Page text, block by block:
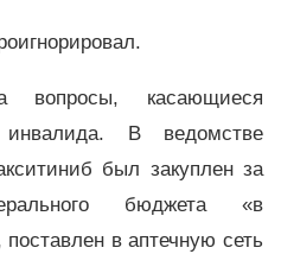
вопросы, касающиеся
инвалида. В ведомстве
был закуплен за
бюджета «в
в аптечную сеть